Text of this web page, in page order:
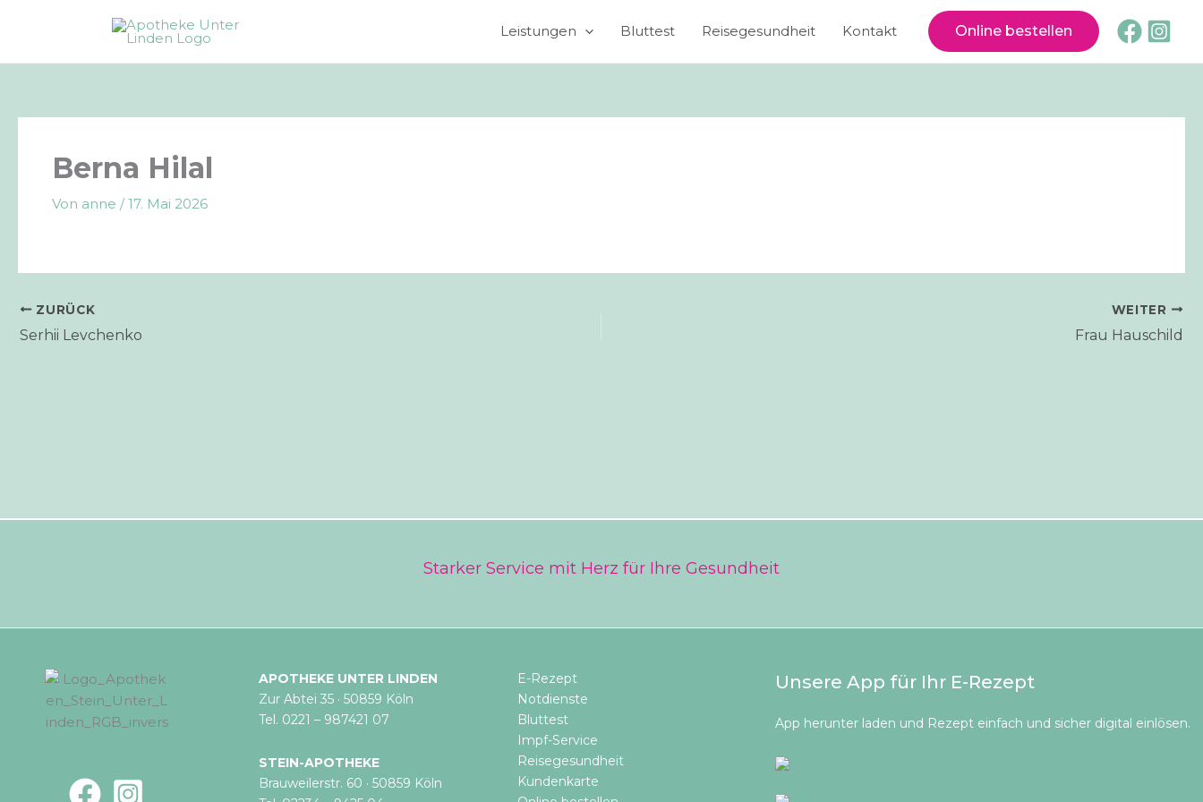
Leistungen Bluttest Reisegesundheit Kontakt Online bestellen
Berna Hilal
Von anne /17. Mai 2026
ZURÜCK
Serhii Levchenko
WEITER
Frau Hauschild
Starker Service mit Herz für Ihre Gesundheit
APOTHEKE UNTER LINDEN
Zur Abtei 35 · 50859 Köln
Tel. 0221 – 987421 07
STEIN-APOTHEKE
Brauweilerstr. 60 · 50859 Köln
E-Rezept
Notdienste
Bluttest
Impf-Service
Reisegesundheit
Kundenkarte
Unsere App für Ihr E-Rezept
App herunter laden und Rezept einfach und sicher digital einlösen.